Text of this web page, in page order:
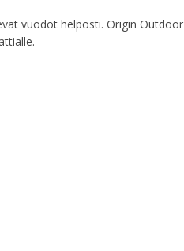
vuodot helposti. Origin Outdoor